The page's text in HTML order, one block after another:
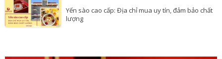
lượng